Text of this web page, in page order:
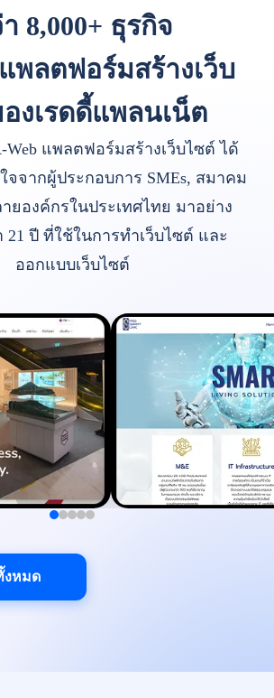
8,000+ ธุรกิจ
พลตฟอร์มสร้างเว็บ
งเรดดี้แพลนเน็ต
Web แพลตฟอร์มสร้างเว็บไซต์ ได้
จจากผู้ประกอบการ SMEs, สมาคม
ยองค์กรในประเทศไทย มาอย่าง
21 ปี ที่ใช้ในการทำเว็บไซต์ และ
ออกแบบเว็บไซต์
งหมด